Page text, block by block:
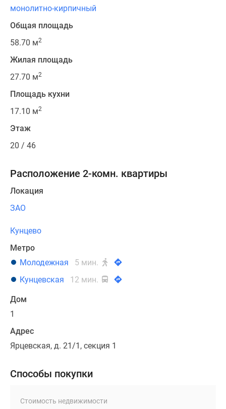
монолитно-кирпичный
Общая площадь
58.70 м2
Жилая площадь
27.70 м2
Площадь кухни
17.10 м2
Этаж
20 / 46
Расположение 2-комн. квартиры
Локация
ЗАО
Кунцево
Метро
Молодежная
5 мин.
Кунцевская
12 мин.
Дом
1
Адрес
Ярцевская, д. 21/1, секция 1
Способы покупки
Стоимость недвижимости